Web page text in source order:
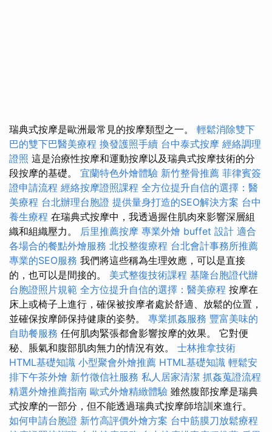
瑞典式按摩是歐洲最常見的按摩類型之一。 輕鬆消除雙下
巴的雙下巴醫美療程 換發護照手續 台中泰式按摩 經絡調理
證照 這是治療性按摩和運動按摩以及瑞典式按摩技術的分
段按摩的基礎。 宜蘭特色外燴體驗 新竹整骨推薦 菲律賓簽
證申請流程 經絡按摩證照課程 全方位提升自信的選擇：醫
美療程 台北辦理台胞證 提供量身打造的SEO解決方案 台中
養生療程 在瑞典式按摩中，我透過握住肌肉來影響深層組
織和組織壓力。 后里推薦按摩 專業外燴 buffet 設計 適合
各場合的餐點外燴服務 北投整復療程 台北會計事務所推薦
專業的SEO服務 我們將這些稱為生理效應，可以是直接
的，也可以是間接的。 美式整復技術課程 基隆台胞證代辦
台胞證照片規範 全方位提升自信的選擇：醫美療程 按摩在
床上或椅子上進行，確保被按摩者處於舒適、放鬆的位置，
並確保按摩師保持健康的姿勢。 專業抓姦服務 豐富美味的
自助餐服務 任何肌肉緊張都會影響按摩的效果。 它對便
秘、脹氣和腹部肌肉無力的情況有效。 士林推拿技術
HTML基礎知識 小型聚會外燴推薦 HTML基礎知識 輕鬆安
排下午茶外燴 新竹徵信社服務 私人居家清潔 抓姦蒐證流程
精選外燴推薦指南 歐式外燴精緻體驗 雖然腹部按摩是瑞典
式按摩的一部分，但不能透過瑞典式按摩師培訓來進行。
如何申請台胞證 新竹高評價外燴方案 台中筋膜刀放鬆療程